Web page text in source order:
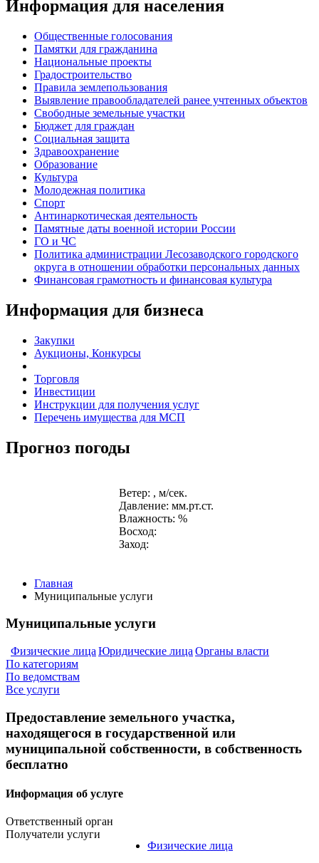
Информация для населения
Общественные голосования
Памятки для гражданина
Национальные проекты
Градостроительство
Правила землепользования
Выявление правообладателей ранее учтенных объектов
Свободные земельные участки
Бюджет для граждан
Социальная защита
Здравоохранение
Образование
Культура
Молодежная политика
Спорт
Антинаркотическая деятельность
Памятные даты военной истории России
ГО и ЧС
Политика администрации Лесозаводского городского
округа в отношении обработки персональных данных
Финансовая грамотность и финансовая культура
Информация для бизнеса
Закупки
Аукционы, Конкурсы
Торговля
Инвестиции
Инструкции для получения услуг
Перечень имущества для МСП
Прогноз погоды
Ветер: , м/сек.
Давление: мм.рт.ст.
Влажность: %
Восход:
Заход:
Главная
Муниципальные услуги
Муниципальные услуги
Физические лица Юридические лица Органы власти
По категориям
По ведомствам
Все услуги
Предоставление земельного участка,
находящегося в государственной или
муниципальной собственности, в собственность
бесплатно
Информация об услуге
Ответственный орган
Получатели услуги
Физические лица